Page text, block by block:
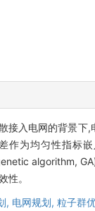
接入电网的背景下
作为均匀性指标
algorithm,
性。
, 电网规划, 粒子群